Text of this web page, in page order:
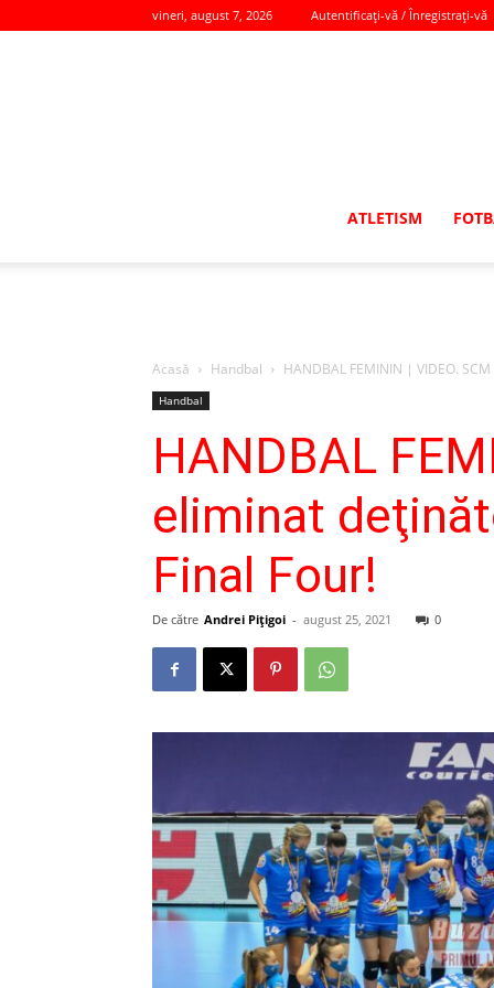
vineri, august 7, 2026 Autentificați-vă / Înregistrați-vă
ATLETISM
Acasă Handbal HANDBAL FEMININ | VIDEO.
Handbal
HANDBAL
eliminat
Final Four!
De către Andrei Pițigoi - august 25, 2021 0